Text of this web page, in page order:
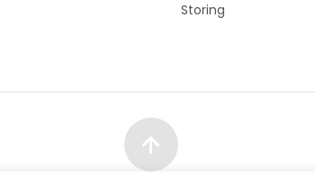
Storing